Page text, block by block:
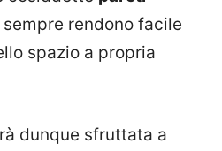
sempre rendono facile
spazio a propria
dunque sfruttata a